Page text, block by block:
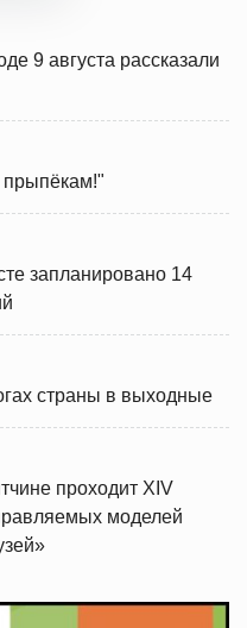
9 августа рассказали
запланировано 14
страны в выходные
проходит XIV
моделей